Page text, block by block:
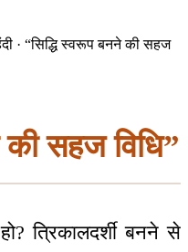
· “सिद्धि स्वरूप बनने की सहज
सहज विधि”
त्रिकालदर्शी बनने से